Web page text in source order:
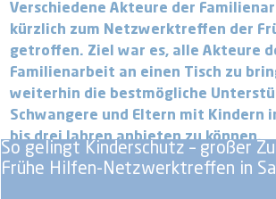
So gelingt Kinderschutz – großer
Frühe Hilfen-Netzwerktreffen in
Verschiedene Akteure der
kürzlich zum Netzwerktreffen der
getroffen. Ziel war es, alle Akteure
Familienarbeit an einen Tisch zu
weiterhin die bestmögliche
Schwangere und Eltern mit Kindern
bis drei Jahren anbieten zu können.